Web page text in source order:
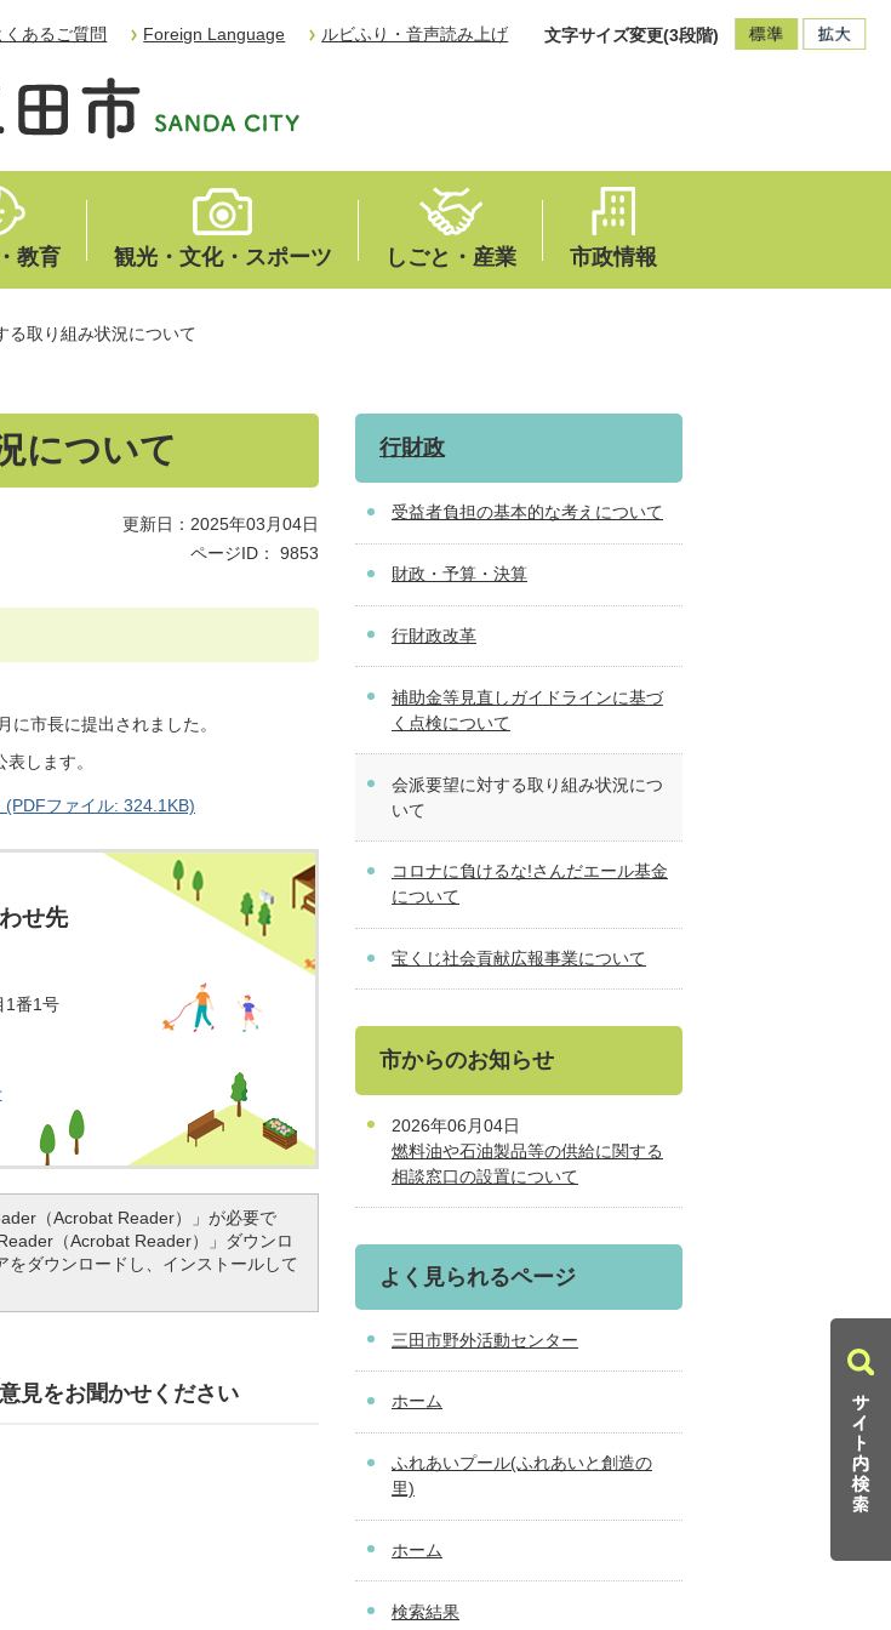
くあるご質問 Foreign Language ルビふり・音声読み上げ 文字サイズ変更(3段階)
教育 観光・文化・スポーツ しごと・産業 市政情報
る取り組み状況について
について
更新日：2025年03月04日
ページID：
9853
市長に提出されました。
します。
ファイル: 324.1KB)
せ先
1番1号
（Acrobat Reader）」が必要で
（Acrobat Reader）」ダウンロ
ダウンロードし、インストールして
見をお聞かせください
行財政
受益者負担の基本的な考えについて
財政・予算・決算
行財政改革
補助金等見直しガイドラインに基づ
く点検について
会派要望に対する取り組み状況につ
いて
コロナに負けるな!さんだエール基金
について
宝くじ社会貢献広報事業について
市からのお知らせ
2026年06月04日
燃料油や石油製品等の供給に関する
相談窓口の設置について
よく見られるページ
三田市野外活動センター
ホーム
ふれあいプール(ふれあいと創造の
里)
ホーム
検索結果